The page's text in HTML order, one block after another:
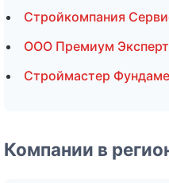
Стройкомпания
ООО Премиум
Строймастер
Компании в